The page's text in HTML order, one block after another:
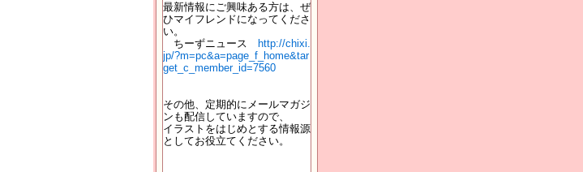
最新情報にご興味ある方は、ぜ
ひマイフレンドになってくださ
い。
ちーずニュース
http://chixi.
jp/?m=pc&a=page_f_home&tar
get_c_member_id=7560
その他、定期的にメールマガジ
ンも配信していますので、
イラストをはじめとする情報源
としてお役立てください。